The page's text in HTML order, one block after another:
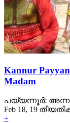
Kannur
Madam
പയ്യന്നൂര്‍: അന്നൂര്‍
Feb 18, 19
+